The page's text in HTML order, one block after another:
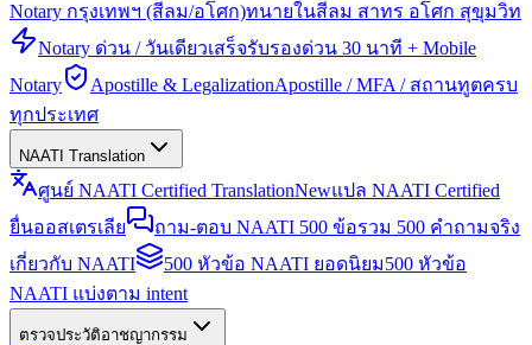
Notary กรุงเทพฯ (สีลม/อโศก)ทนายในสีลม สาทร อโศก สุขุมวิท
Notary ด่วน / วันเดียวเสร็จรับรองด่วน 30 นาที + Mobile
Notary
Apostille & LegalizationApostille / MFA / สถานทูตครบ
ทุกประเทศ
NAATI Translation
ศูนย์ NAATI Certified TranslationNewแปล NAATI Certified
ยื่นออสเตรเลีย
ถาม-ตอบ NAATI 500 ข้อรวม 500 คำถามจริง
เกี่ยวกับ NAATI
500 หัวข้อ NAATI ยอดนิยม500 หัวข้อ
NAATI แบ่งตาม intent
ตรวจประวัติอาชญากรรม